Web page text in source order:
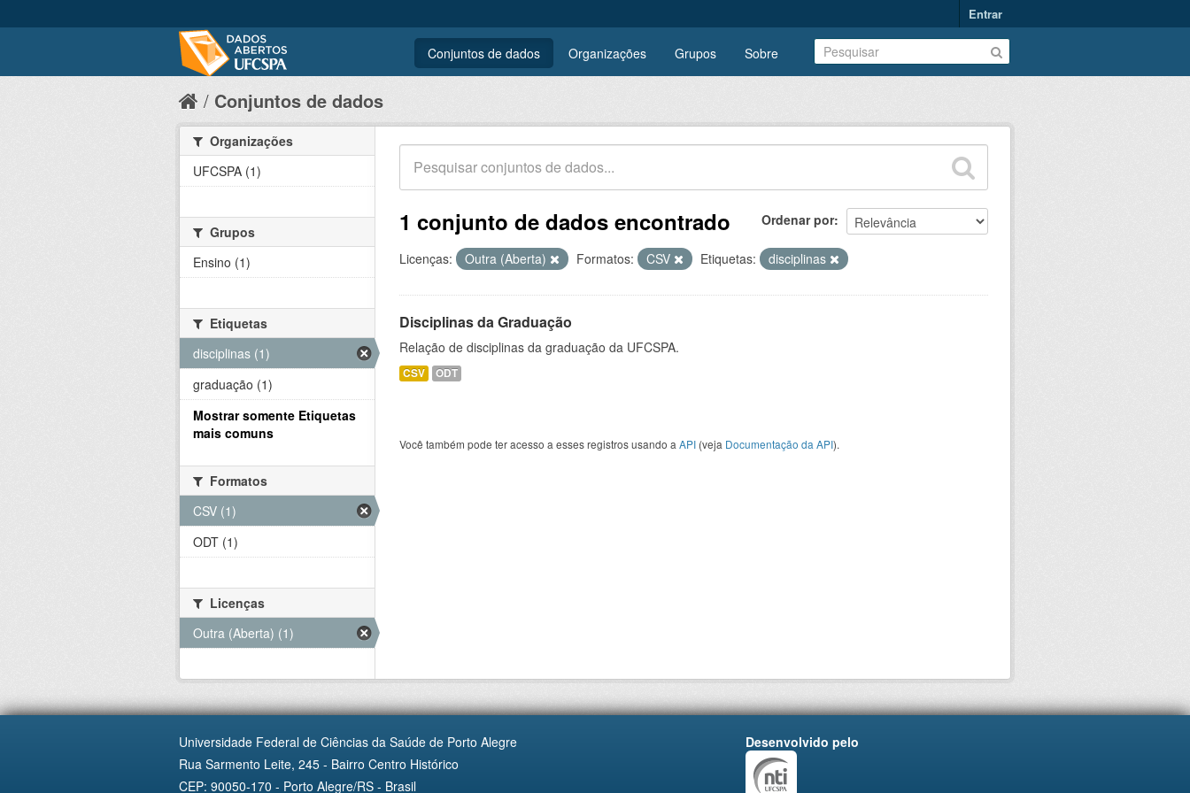
Entrar
Conjuntos de dados Organizações Grupos Sobre
Conjuntos de dados
Ordenar por
1 conjunto de dados encontrado
Licenças: Outra (Aberta) Formatos: CSV Etiquetas: disciplinas
Disciplinas da Graduação
Relação de disciplinas da graduação da UFCSPA.
CSV ODT
Você também pode ter acesso a esses registros usando a API (veja Documentação da API).
Organizações
UFCSPA (1)
Grupos
Ensino (1)
Etiquetas
disciplinas (1)
graduação (1)
Mostrar somente Etiquetas
mais comuns
Formatos
CSV (1)
ODT (1)
Licenças
Outra (Aberta) (1)
Universidade Federal de Ciências da Saúde de Porto Alegre
Rua Sarmento Leite, 245 - Bairro Centro Histórico
CEP: 90050-170 - Porto Alegre/RS - Brasil
Desenvolvido pelo